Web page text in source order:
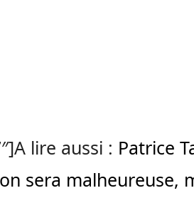
lire aussi : Patrice
sera malheureuse,